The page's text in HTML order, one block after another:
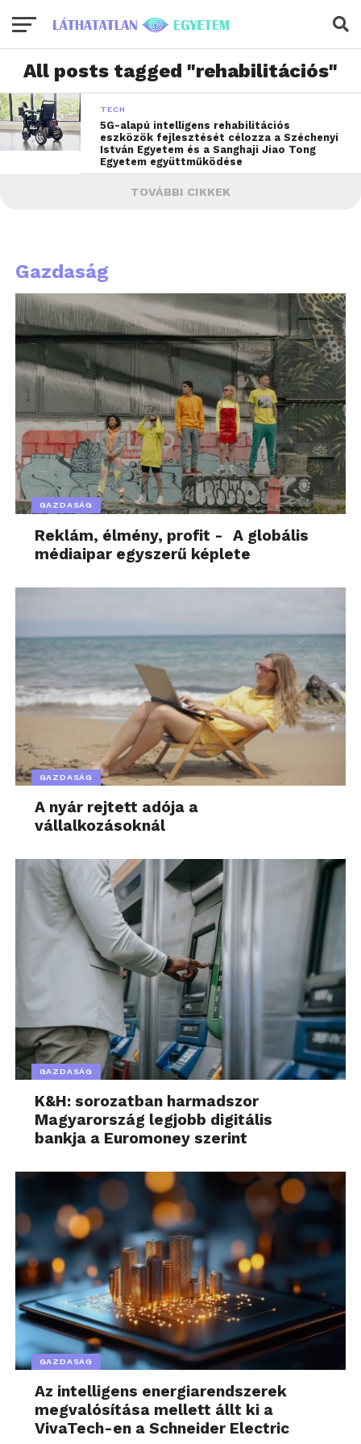
All posts tagged "rehabilitációs"
TECH
5G-alapú intelligens rehabilitációs
eszközök fejlesztését célozza a Széchenyi
István Egyetem és a Sanghaji Jiao Tong
Egyetem együttműködése
TOVÁBBI CIKKEK
Gazdaság
GAZDASÁG
Reklám, élmény, profit - A globális
médiaipar egyszerű képlete
GAZDASÁG
A nyár rejtett adója a
vállalkozásoknál
GAZDASÁG
K&H: sorozatban harmadszor
Magyarország legjobb digitális
bankja a Euromoney szerint
GAZDASÁG
Az intelligens energiarendszerek
megvalósítása mellett állt ki a
VivaTech-en a Schneider Electric